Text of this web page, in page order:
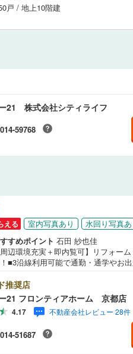
戸 / 地上10階建
21 株式会社シティライフ
59768
える 室内写真あり
水回り写真あ
すめポイント 石田 紗也佳
周辺環境充実＋即内覧可】リフォー
■3沿線利用可能で通勤・通学やお
キッチン・建具新調・フローリン
天井塗装・スイッチ・コンセント
ア工事・室内クリーニング 他 立地
京都市立安祥寺中学校まで徒歩約5
プロ、ファイナンシャルプランナー
対応できる売却専門チームあり！
も低金利になるように審査が可能！
推奨店
21 フロンティアホーム 京都店
4.17 不動産会社レビュー 28件
51687
駅が始発駅（0）
（9）
室全体
リー住宅
ダイニング15畳以上